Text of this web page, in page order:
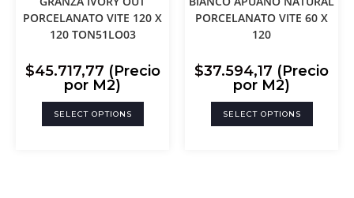
PORCELANATO VITE 120 X
120 TON51LO03
$45.717,77 (Precio
por M2)
SELECT OPTIONS
PORCELANATO VITE 60 X
120
$37.594,17 (Precio
por M2)
SELECT OPTIONS